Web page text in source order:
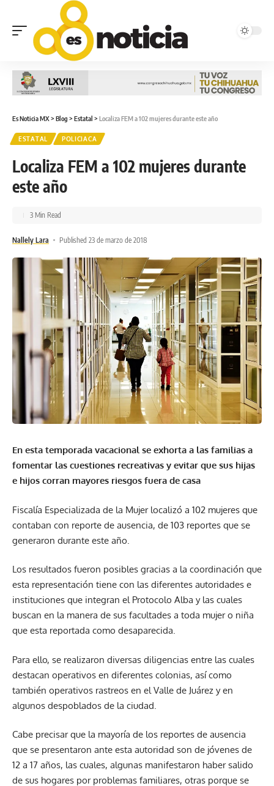
Es Noticia MX> Blog > Estatal > Localiza FEM a 102 mujeres durante este año
ESTATAL POLICIACA
Localiza FEM a 102 mujeres durante
este año
Nallely Lara Published 23 de marzo de 2018
3 Min Read
En esta temporada vacacional se exhorta a las familias a
fomentar las cuestiones recreativas y evitar que sus hijas
e hijos corran mayores riesgos fuera de casa
Fiscalía Especializada de la Mujer localizó a 102 mujeres que
contaban con reporte de ausencia, de 103 reportes que se
generaron durante este año.
Los resultados fueron posibles gracias a la coordinación que
esta representación tiene con las diferentes autoridades e
instituciones que integran el Protocolo Alba y las cuales
buscan en la manera de sus facultades a toda mujer o niña
que esta reportada como desaparecida.
Para ello, se realizaron diversas diligencias entre las cuales
destacan operativos en diferentes colonias, así como
también operativos rastreos en el Valle de Juárez y en
algunos despoblados de la ciudad.
Cabe precisar que la mayoría de los reportes de ausencia
que se presentaron ante esta autoridad son de jóvenes de
12 a 17 años, las cuales, algunas manifestaron haber salido
de sus hogares por problemas familiares, otras porque se